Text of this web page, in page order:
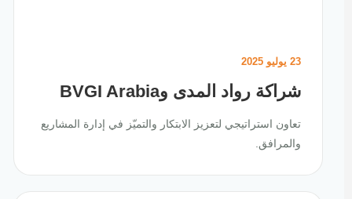
23 يوليو 2025
شراكة رواد المدى وBVGI Arabia
تعاون استراتيجي لتعزيز الابتكار والتميّز في إدارة المشاريع
والمرافق.